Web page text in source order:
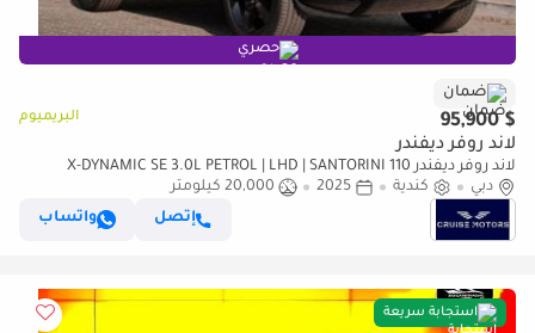
حصري
ضمان
$ 95,900 البريميوم
لاند روفر ديفندر
لاند روفر ديفندر 110 X-DYNAMIC SE 3.0L PETROL | LHD | SANTORINI
BLACK | WITH 5-YR WARRANTY
دبي كندية 2025
20,000 كيلومتر
إتصل
واتساب
استجابة سريعة